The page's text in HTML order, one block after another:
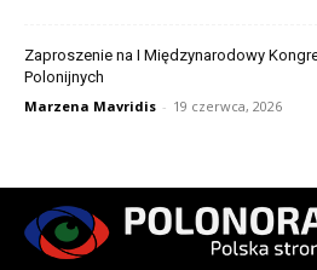
Zaproszenie na I Międzynarodowy
Polonijnych
Marzena Mavridis - 19 czerwca, 2026